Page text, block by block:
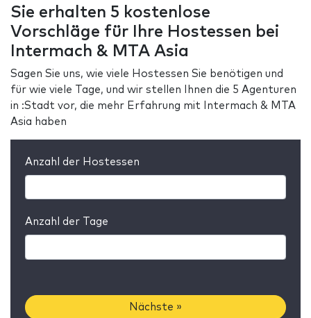
Sie erhalten 5 kostenlose
Vorschläge für Ihre Hostessen bei
Intermach & MTA Asia
Sagen Sie uns, wie viele Hostessen Sie benötigen und
für wie viele Tage, und wir stellen Ihnen die 5 Agenturen
in :Stadt vor, die mehr Erfahrung mit Intermach & MTA
Asia haben
Anzahl der Hostessen
Anzahl der Tage
Nächste »